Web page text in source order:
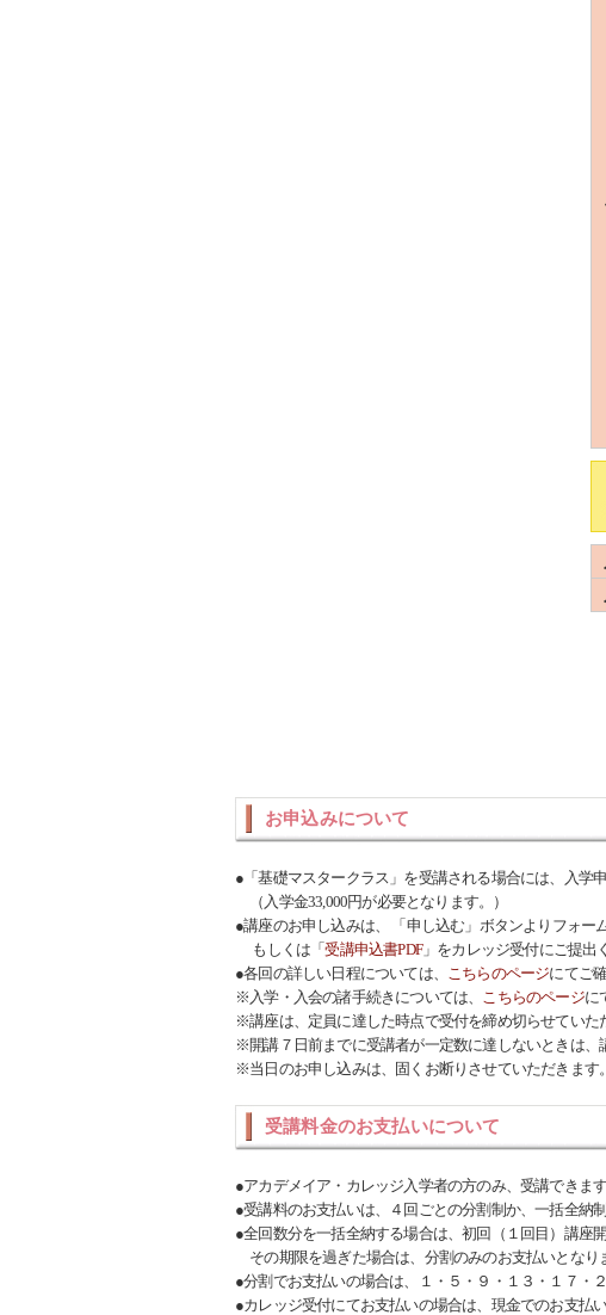
お申込みについて
●「基礎マスタークラス」を受講される場合には、入学
（入学金33,000円が必要となります。）
●講座のお申し込みは、 「申し込む」ボタンよりフォー
もしくは「受講申込書PDF」をカレッジ受付にご提出
●各回の詳しい日程については、 こちらのページにてご
※入学・入会の諸手続きについては、 こちらのページに
※講座は、定員に達した時点で受付を締め切らせていた
※開講７日前までに受講者が一定数に達しないときは、
※当日のお申し込みは、固くお断りさせていただきます。
受講料金のお支払いについて
●アカデメイア・カレッジ入学者の方のみ、受講できます
●受講料のお支払いは、４回ごとの分割制か、一括全納制
●全回数分を一括全納する場合は、初回（１回目）講座
その期限を過ぎた場合は、分割のみのお支払いとなり
●分割でお支払いの場合は、１・５・９・１３・１７・
●カレッジ受付にてお支払いの場合は、現金でのお支払